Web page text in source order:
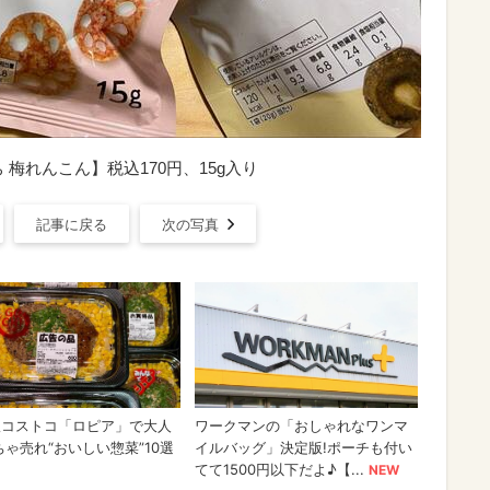
れんこん】税込170円、15g入り
記事に戻る 次の写真